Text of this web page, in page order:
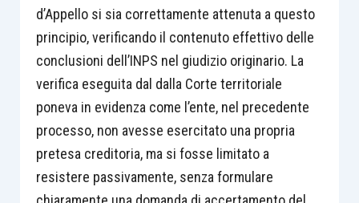
d’Appello si sia correttamente attenuta a questo
principio, verificando il contenuto effettivo delle
conclusioni dell’INPS nel giudizio originario. La
verifica eseguita dal dalla Corte territoriale
poneva in evidenza come l’ente, nel precedente
processo, non avesse esercitato una propria
pretesa creditoria, ma si fosse limitato a
resistere passivamente, senza formulare